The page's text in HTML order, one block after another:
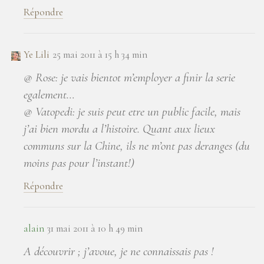
Répondre
Ye Lili 25 mai 2011 à 15 h 34 min
@ Rose: je vais bientot m’employer a finir la serie
egalement…
@ Vatopedi: je suis peut etre un public facile, mais
j’ai bien mordu a l’histoire. Quant aux lieux
communs sur la Chine, ils ne m’ont pas deranges (du
moins pas pour l’instant!)
Répondre
alain 31 mai 2011 à 10 h 49 min
A découvrir ; j’avoue, je ne connaissais pas !